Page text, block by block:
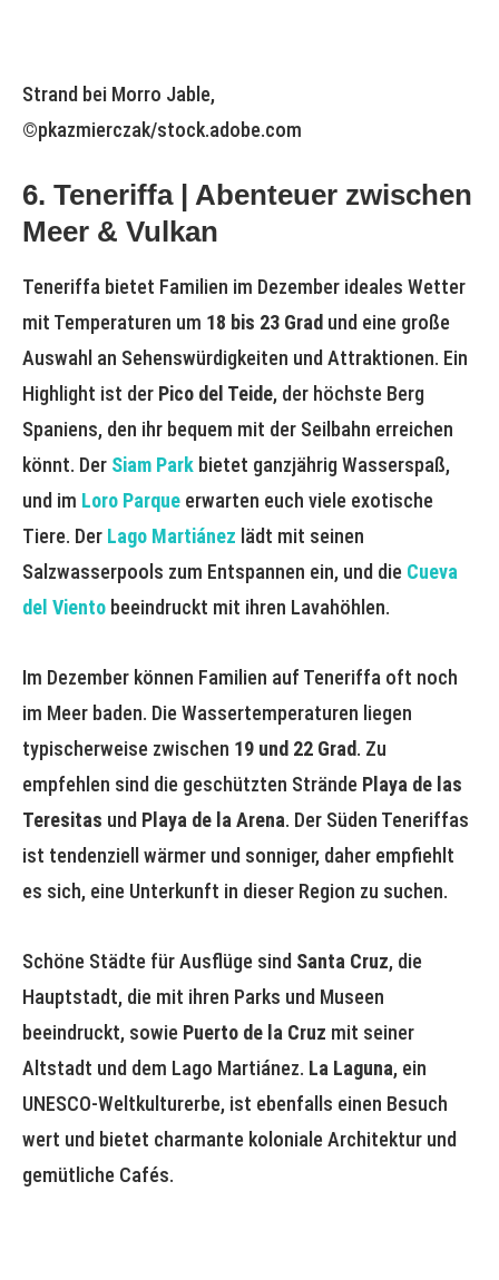
Strand bei Morro Jable,
©pkazmierczak/stock.adobe.com
6. Teneriffa | Abenteuer zwischen
Meer & Vulkan
Teneriffa bietet Familien im Dezember ideales Wetter
mit Temperaturen um 18 bis 23 Grad und eine große
Auswahl an Sehenswürdigkeiten und Attraktionen. Ein
Highlight ist der Pico del Teide, der höchste Berg
Spaniens, den ihr bequem mit der Seilbahn erreichen
könnt. Der Siam Park bietet ganzjährig Wasserspaß,
und im Loro Parque erwarten euch viele exotische
Tiere. Der Lago Martiánez lädt mit seinen
Salzwasserpools zum Entspannen ein, und die Cueva
del Viento beeindruckt mit ihren Lavahöhlen.
Im Dezember können Familien auf Teneriffa oft noch
im Meer baden. Die Wassertemperaturen liegen
typischerweise zwischen 19 und 22 Grad. Zu
empfehlen sind die geschützten Strände Playa de las
Teresitas und Playa de la Arena. Der Süden Teneriffas
ist tendenziell wärmer und sonniger, daher empfiehlt
es sich, eine Unterkunft in dieser Region zu suchen.
Schöne Städte für Ausflüge sind Santa Cruz, die
Hauptstadt, die mit ihren Parks und Museen
beeindruckt, sowie Puerto de la Cruz mit seiner
Altstadt und dem Lago Martiánez. La Laguna, ein
UNESCO-Weltkulturerbe, ist ebenfalls einen Besuch
wert und bietet charmante koloniale Architektur und
gemütliche Cafés.